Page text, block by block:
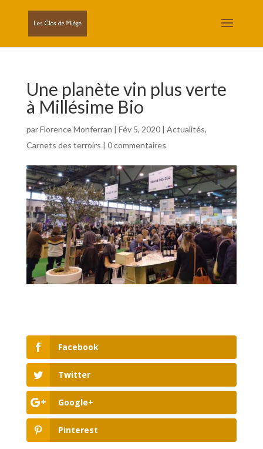
Une planète vin plus verte
à Millésime Bio
parFlorence Monferran | Fév 5, 2020| Actualités,
Carnets des terroirs | 0 commentaires
Facebook
Twitter
Google+
Pinterest